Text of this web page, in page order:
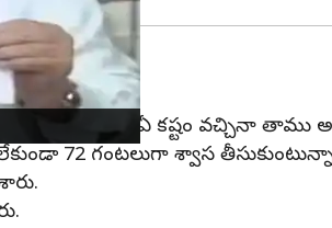
ఈ కుటుంబానికి ఏ కష్టం వచ్చినా
72 గంటలుగా శ్వాస